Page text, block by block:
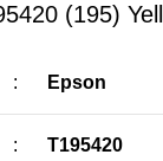
(195)
: Epson
: T195420